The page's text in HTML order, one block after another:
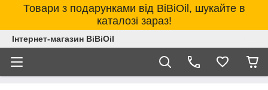
Товари з подарунками від BiBiOil, шукайте в
каталозі зараз!
Інтернет-магазин BiBiOil